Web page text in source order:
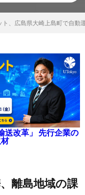
ト、広島県大崎上島町で自動
送改革」 先行企業の